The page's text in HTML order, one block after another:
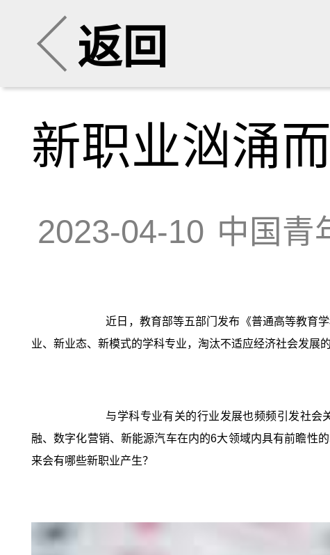
返回
新职业汹涌
2023-04-10 中国青
近日，教育部等五部门发布《普通高等教育
业、新业态、新模式的学科专业，淘汰不适应经济社会发展的
与学科专业有关的行业发展也频频引发社会
融、数字化营销、新能源汽车在内的6大领域内具有前瞻性
来会有哪些新职业产生？